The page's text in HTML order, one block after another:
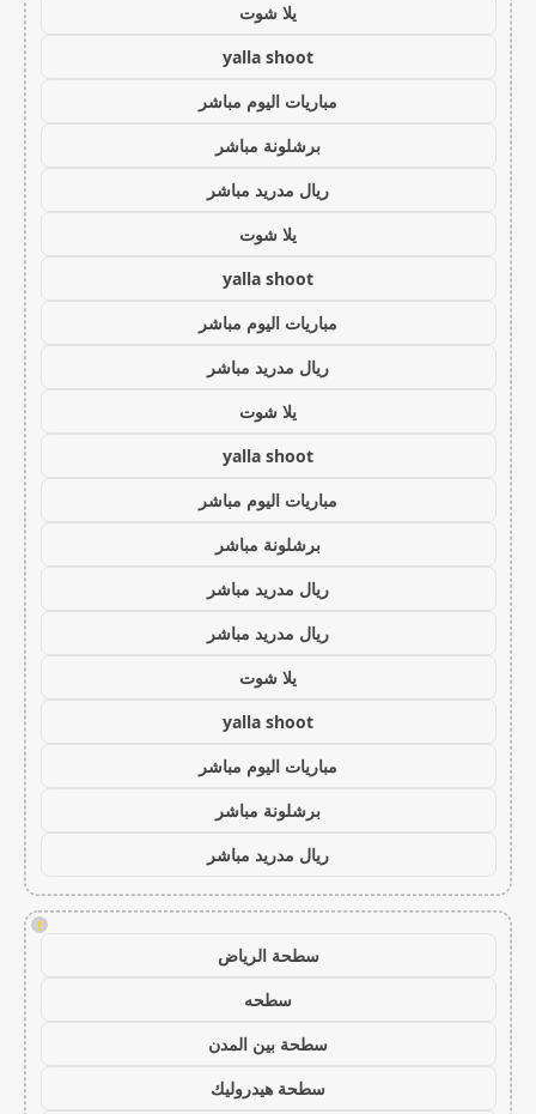
يلا شوت
yalla shoot
مباريات اليوم مباشر
برشلونة مباشر
ريال مدريد مباشر
يلا شوت
yalla shoot
مباريات اليوم مباشر
ريال مدريد مباشر
يلا شوت
yalla shoot
مباريات اليوم مباشر
برشلونة مباشر
ريال مدريد مباشر
ريال مدريد مباشر
يلا شوت
yalla shoot
مباريات اليوم مباشر
برشلونة مباشر
ريال مدريد مباشر
!
سطحة الرياض
سطحه
سطحة بين المدن
سطحة هيدروليك